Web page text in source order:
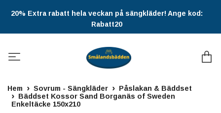
20% Extra rabatt hela veckan på sängkläder! Ange kod:
Rabatt20
Hem Sovrum - Sängkläder
Påslakan & Bäddset
Bäddset Kossor Sand Borganäs of Sweden
Enkeltäcke 150x210